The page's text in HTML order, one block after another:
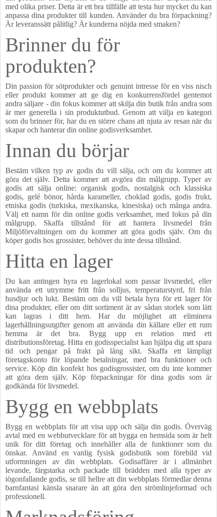
med olika priser. Detta är ett bra tillfälle att testa hur mycket du kan
anpassa dina produkter till kunden. Använder du bra förpackning?
Är leveranssätt pålitlig? Är kunderna nöjda med smaken?
Brinner du för
produkten?
Din passion för sötprodukter och genuint intresse för en viss nisch
eller produkt kommer att ge dig en konkurrensfördel gentemot
andra säljare - din fokus kommer att skilja din butik från andra som
är mer generella i sin produktutbud. Genom att välja en kategori
som du brinner för, har du en större chans att njuta av resan när du
skapar och hanterar din online godisverksamhet.
Innan du börjar
Bestäm vilken typ av godis du vill sälja, och om du kommer att
göra det själv. Detta kommer att avgöra din målgrupp. Typer av
godis att sälja online: organisk godis, nostalgisk och klassiska
godis, gelé bönor, hårda karameller, choklad godis, godis frukt,
etniska godis (turkiska, mexikanska, kinesiska) och många andra.
Välj ett namn för din online godis verksamhet, med fokus på din
målgrupp. Skaffa tillstånd för att hantera livsmedel från
Miljöförvaltningen om du kommer att göra godis själv. Om du
köper godis hos grossister, behöver du inte dessa tillstånd.
Hitta en lager
Du kan antingen hyra en lagerlokal som passar livsmedel, eller
använda ett utrymme fritt från solljus, temperaturstyrd, fri från
husdjur och lukt. Bestäm om du vill betala hyra för ett lager för
dina produkter, eller om ditt sortiment är av sådan storlek som lätt
kan lagras i ditt hem. Har du möjlighet att eliminera
lagerhållningsutgifter genom att använda din källare eller ett rum
hemma är det bra. Bygg upp en relation med ett
distributionsföretag. Hitta en godisspecialist kan hjälpa dig att spara
tid och pengar på frakt på lång sikt. Skaffa ett lämpligt
företagskonto för löpande betalningar, med bra funktioner och
service. Köp din konfekt hos godisgrossister, om du inte kommer
att göra dem själv. Köp förpackningar för dina godis som är
godkända för livsmedel.
Bygg en webbplats
Bygg en webbplats för att visa upp och sälja din godis. Överväg
avtal med en webbutvecklare för att bygga en hemsida som är helt
unik för ditt företag och innehåller alla de funktioner som du
önskar. Använd en vanlig fysisk godisbutik som förebild vid
utformningen av din webbplats. Godisaffärer är i allmänhet
levande, färgstarka och packade till brädden med alla typer av
iögonfallande godis, se till hellre att din webbplats förmedlar denna
barnfantasi känsla snarare än att göra den strömlinjeformad och
professionell.